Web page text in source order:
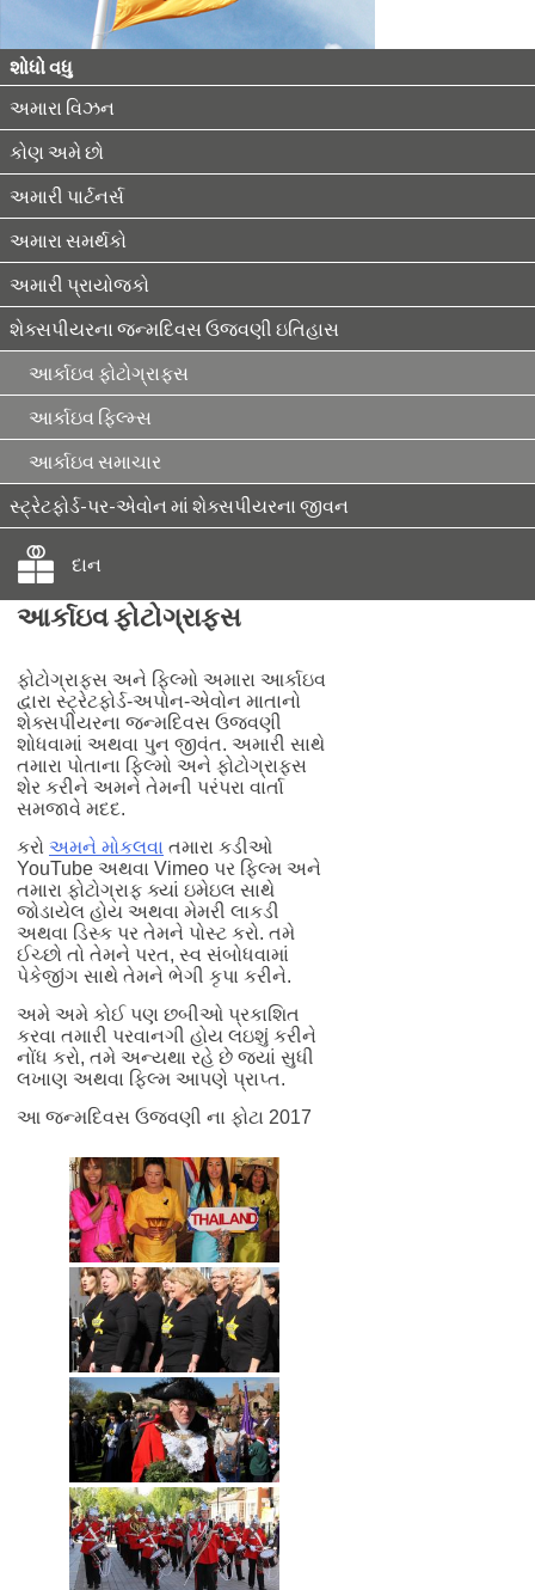
શોધો વધુ
અમારા વિઝન
કોણ અમે છો
અમારી પાર્ટનર્સ
અમારા સમર્થકો
અમારી પ્રાયોજકો
શેક્સપીયરના જન્મદિવસ ઉજવણી ઇતિહાસ
આર્કાઇવ ફોટોગ્રાફ્સ
આર્કાઇવ ફિલ્મ્સ
આર્કાઇવ સમાચાર
સ્ટ્રેટફોર્ડ-પર-એવોન માં શેક્સપીયરના જીવન
દાન
આર્કાઇવ ફોટોગ્રાફ્સ
ફોટોગ્રાફ્સ અને ફિલ્મો અમારા આર્કાઇવ
દ્વારા સ્ટ્રેટફોર્ડ-અપોન-એવોન માતાનો
શેક્સપીયરના જન્મદિવસ ઉજવણી
શોધવામાં અથવા પુન જીવંત. અમારી સાથે
તમારા પોતાના ફિલ્મો અને ફોટોગ્રાફ્સ
શેર કરીને અમને તેમની પરંપરા વાર્તા
સમજાવે મદદ.
કરો અમને મોકલવા તમારા કડીઓ
YouTube અથવા Vimeo પર ફિલ્મ અને
તમારા ફોટોગ્રાફ ક્યાં ઇમેઇલ સાથે
જોડાયેલ હોય અથવા મેમરી લાકડી
અથવા ડિસ્ક પર તેમને પોસ્ટ કરો. તમે
ઈચ્છો તો તેમને પરત, સ્વ સંબોધવામાં
પેકેજીંગ સાથે તેમને ભેગી કૃપા કરીને.
અમે અમે કોઈ પણ છબીઓ પ્રકાશિત
કરવા તમારી પરવાનગી હોય લઇશું કરીને
નોંધ કરો, તમે અન્યથા રહે છે જ્યાં સુધી
લખાણ અથવા ફિલ્મ આપણે પ્રાપ્ત.
આ જન્મદિવસ ઉજવણી ના ફોટા 2017